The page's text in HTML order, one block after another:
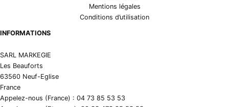
Mentions légales
Conditions d’utilisation
INFORMATIONS
SARL MARKEGIE
Les Beauforts
63560 Neuf-Eglise
France
Appelez-nous (France) : 04 73 85 53 53